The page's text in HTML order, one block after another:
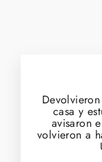
casa y
avisaron
volvieron a